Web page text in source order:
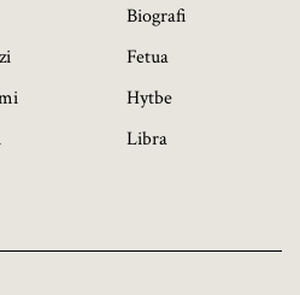
Biografi
Fetua
Hytbe
Libra